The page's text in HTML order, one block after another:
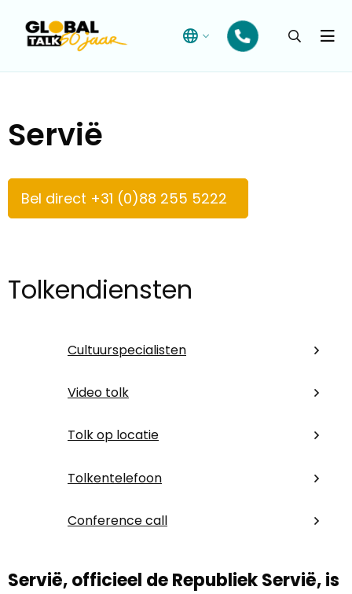
Open
Servië
Bel direct +31 (0)88 255 5222
Tolkendiensten
Cultuurspecialisten
Video tolk
Tolk op locatie
Tolkentelefoon
Conference call
Servië, officieel de Republiek Servië, is